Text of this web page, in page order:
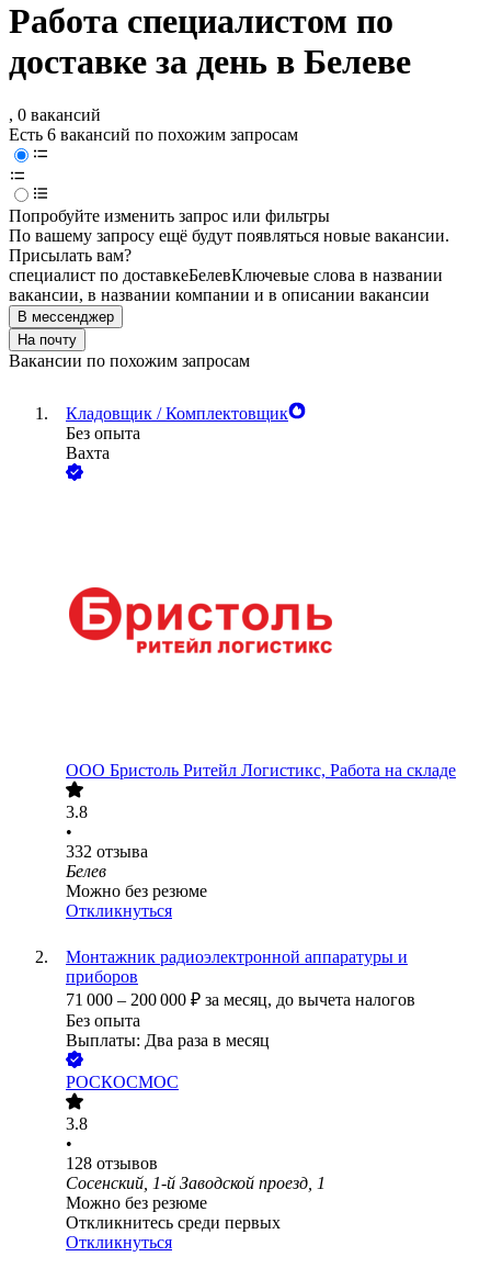
Работа специалистом по
доставке за день в Белеве
, 0 вакансий
Есть 6 вакансий по похожим запросам
Попробуйте изменить запрос или фильтры
По вашему запросу ещё будут появляться новые вакансии.
Присылать вам?
специалист по доставкеБелевКлючевые слова в названии
вакансии, в названии компании и в описании вакансии
В мессенджер
На почту
Вакансии по похожим запросам
Кладовщик / Комплектовщик
Без опыта
Вахта
ООО Бристоль Ритейл Логистикс, Работа на складе
3.8
•
332 отзыва
Белев
Можно без резюме
Откликнуться
Монтажник радиоэлектронной аппаратуры и
приборов
71 000 – 200 000 ₽ за месяц, до вычета налогов
Без опыта
Выплаты: Два раза в месяц
РОСКОСМОС
3.8
•
128 отзывов
Сосенский, 1-й Заводской проезд, 1
Можно без резюме
Откликнитесь среди первых
Откликнуться